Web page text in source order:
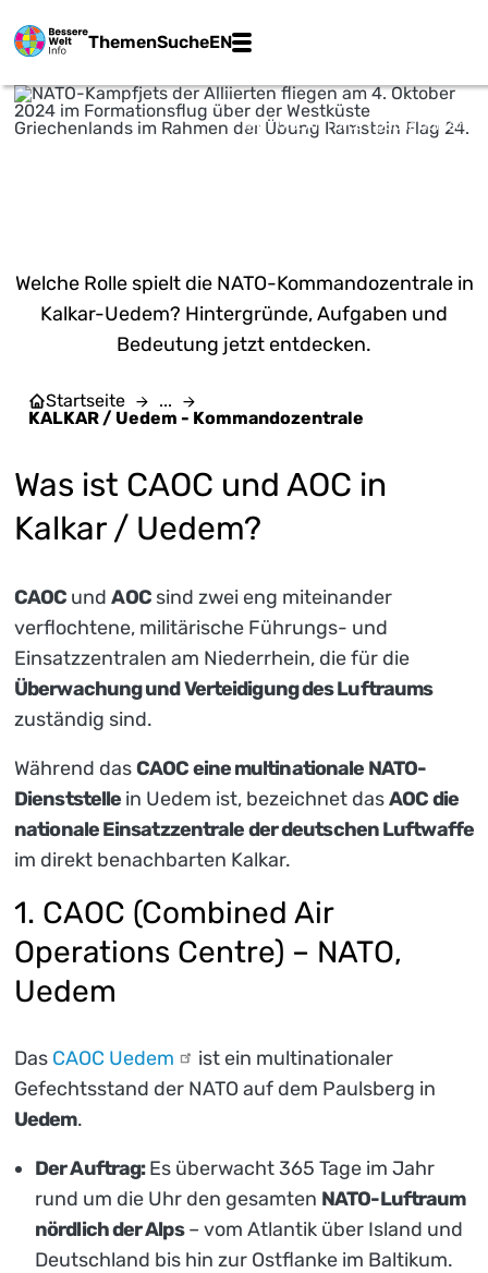
ThemenSucheEN
Main navigation
Wiki | U.S. Air Force - public domain
Welche Rolle spielt die NATO-Kommandozentrale in
Kalkar-Uedem? Hintergründe, Aufgaben und
Bedeutung jetzt entdecken.
Startseite
...
KALKAR / Uedem - Kommandozentrale
Was ist CAOC und AOC in
Kalkar / Uedem?
CAOC undAOCsind zwei eng miteinander
verflochtene, militärische Führungs- und
Einsatzzentralen am Niederrhein, die für die
Überwachung und Verteidigung des Luftraums
zuständig sind.
Während dasCAOC eine multinationale NATO-
Dienststelle in Uedem ist, bezeichnet dasAOC die
nationale Einsatzzentrale der deutschen Luftwaffe
im direkt benachbarten Kalkar.
1. CAOC (Combined Air
Operations Centre) – NATO,
Uedem
Das CAOC Uedem
ist ein multinationaler
Gefechtsstand der NATO auf dem Paulsberg in
Uedem.
Der Auftrag:Es überwacht 365 Tage im Jahr
rund um die Uhr den gesamten NATO-Luftraum
nördlich der Alps– vom Atlantik über Island und
Deutschland bis hin zur Ostflanke im Baltikum.